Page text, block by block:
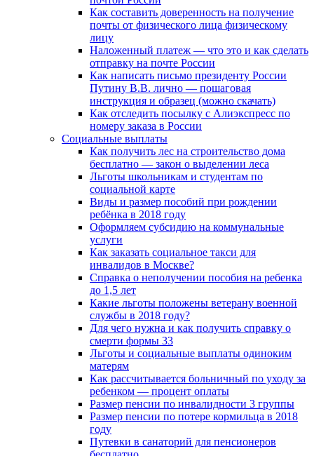
Как составить доверенность на получение
почты от физического лица физическому
лицу
Наложенный платеж — что это и как сделать
отправку на почте России
Как написать письмо президенту России
Путину В.В. лично — пошаговая
инструкция и образец (можно скачать)
Как отследить посылку с Алиэкспресс по
номеру заказа в России
Социальные выплаты
Как получить лес на строительство дома
бесплатно — закон о выделении леса
Льготы школьникам и студентам по
социальной карте
Виды и размер пособий при рождении
ребёнка в 2018 году
Оформляем субсидию на коммунальные
услуги
Как заказать социальное такси для
инвалидов в Москве?
Справка о неполучении пособия на ребенка
до 1,5 лет
Какие льготы положены ветерану военной
службы в 2018 году?
Для чего нужна и как получить справку о
смерти формы 33
Льготы и социальные выплаты одиноким
матерям
Как рассчитывается больничный по уходу за
ребенком — процент оплаты
Размер пенсии по инвалидности 3 группы
Размер пенсии по потере кормильца в 2018
году
Путевки в санаторий для пенсионеров